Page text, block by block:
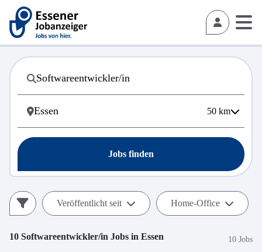
50 km
Jobs finden
Veröffentlicht seit Home-Office
10 Softwareentwickler/in Jobs in Essen 10 Jobs